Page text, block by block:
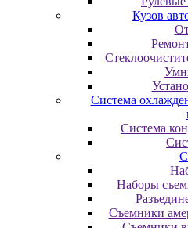
Кузов
Система
Система
Наборы
Съемники